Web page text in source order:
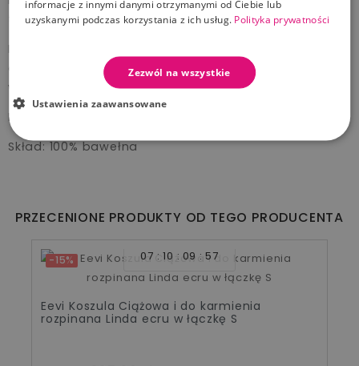
tej serii można dokupić również inne ubranka.
dzianiny bawełniane z surowców badanych pod
względem bezpieczeństwa dla dziecka.
Dostępna w rozmiarach 68-86
Skład: 100% bawełna
PRZECENIONE PRODUKTY OD TEGO PRODUCENTA
-15% 07 10 09 57
Eevi Koszula Ciążowa i do karmienia
rozpinana Linda ecru w łączkę S
informacje z innymi danymi otrzymanymi od Ciebie lub
uzyskanymi podczas korzystania z ich usług. Polityka prywatności
Zezwól na wszystkie
Ustawienia zaawansowane